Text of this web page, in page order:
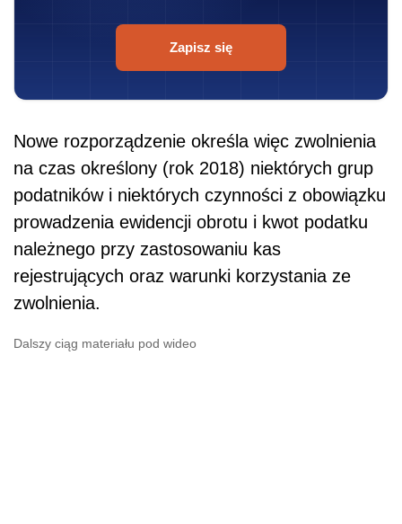
Zapisz się
Nowe rozporządzenie określa więc zwolnienia
na czas określony (rok 2018) niektórych grup
podatników i niektórych czynności z obowiązku
prowadzenia ewidencji obrotu i kwot podatku
należnego przy zastosowaniu kas
rejestrujących oraz warunki korzystania ze
zwolnienia.
Dalszy ciąg materiału pod wideo